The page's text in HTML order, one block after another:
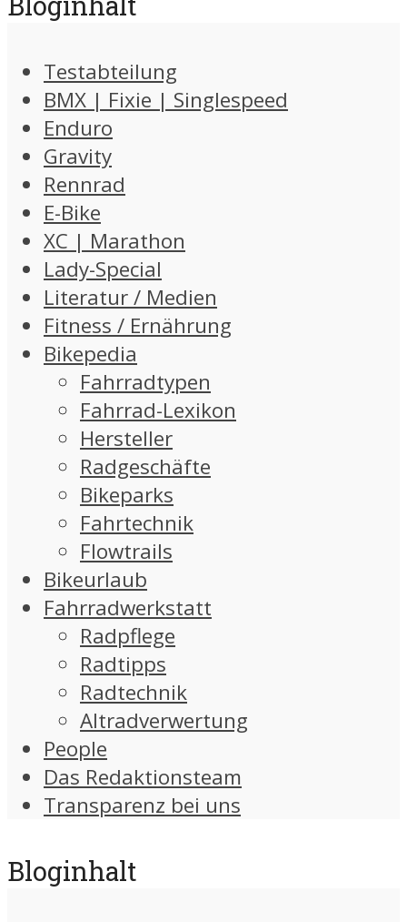
Testabteilung
BMX | Fixie | Singlespeed
Enduro
Gravity
Rennrad
E-Bike
XC | Marathon
Lady-Special
Literatur / Medien
Fitness / Ernährung
Bikepedia
Fahrradtypen
Fahrrad-Lexikon
Hersteller
Radgeschäfte
Bikeparks
Fahrtechnik
Flowtrails
Bikeurlaub
Fahrradwerkstatt
Radpflege
Radtipps
Radtechnik
Altradverwertung
People
Das Redaktionsteam
Transparenz bei uns
Bloginhalt